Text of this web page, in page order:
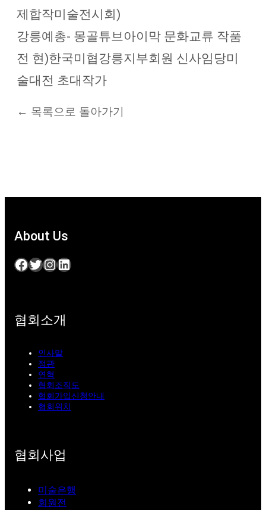
제합작미술전시회)
강릉예총- 몽골튜브아이막 문화교류 작품
전 현)한국미협강릉지부회원 신사임당미
술대전 초대작가
← 목록으로 돌아가기
About Us
Facebook Twitter InstagramLinkedIn
협회소개
인사말
정관
연혁
협회조직도
협회가입신청안내
협회위치
협회사업
미술은행
회원전